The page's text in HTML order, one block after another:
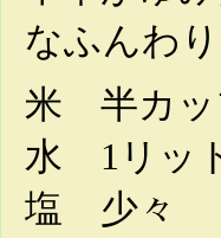
なふんわ
米 半カッ
水 1リッ
塩 少々